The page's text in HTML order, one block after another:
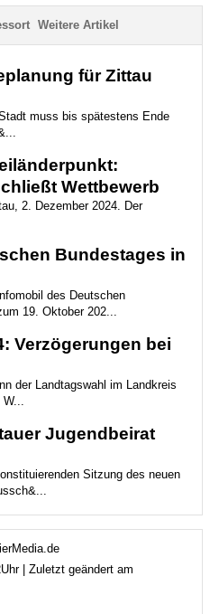
Weitere Artikel
für Zittau
muss bis spätestens Ende
Wettbewerb
2. Dezember 2024. Der
Bundestages in
des Deutschen
19. Oktober 202...
Verzögerungen bei
der Landtagswahl im Landkreis
W...
Jugendbeirat
Sitzung des neuen
| Zuletzt geändert am